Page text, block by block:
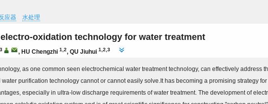
应器 水处理
oxidation technology for water treatment
3 , HU Chengzhi 1,2, QU Jiuhui 1,2,3
as one common seen electrochemical water treatment technology, can effectively address
purification technology cannot or cannot easily solve.It has becoming a promising strategy for
especially in ultra-low discharge requirements of water treatment. The development of